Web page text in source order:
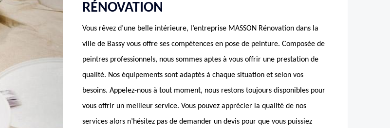
RÉNOVATION
Vous rêvez d’une belle intérieure, l’entreprise MASSON Rénovation dans la
ville de Bassy vous offre ses compétences en pose de peinture. Composée de
peintres professionnels, nous sommes aptes à vous offrir une prestation de
qualité. Nos équipements sont adaptés à chaque situation et selon vos
besoins. Appelez-nous à tout moment, nous restons toujours disponibles pour
vous offrir un meilleur service. Vous pouvez apprécier la qualité de nos
services alors n’hésitez pas de demander un devis pour que vous puissiez